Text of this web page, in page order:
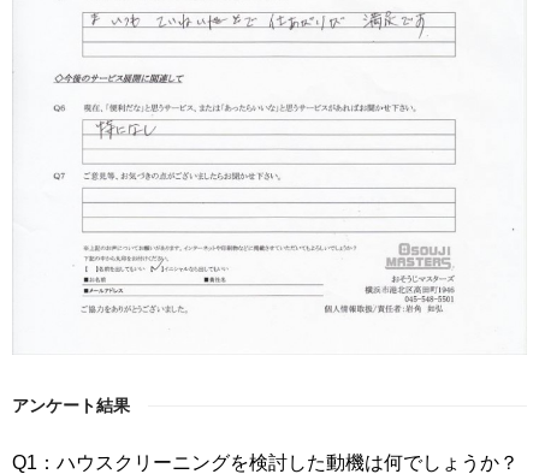
アンケート結果
Q1：ハウスクリーニングを検討した動機は何でしょうか？